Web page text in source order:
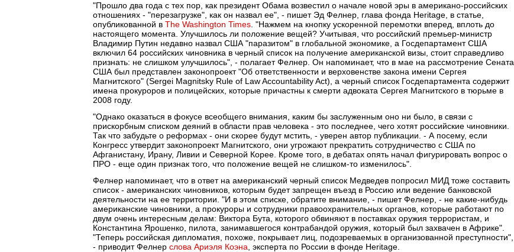
"Прошло два года с тех пор, как президент Обама возвестил о начале новой эры в американо-российских
отношениях - "перезагрузке", как он назвал ее", - пишет Эд Фелнер, глава фонда Heritage, в статье,
опубликованной в The Washington Times . "Нажмем на кнопку ускоренной перемотки вперед, вплоть до
настоящего момента. Улучшилось ли положение вещей? Учитывая, что российский премьер-министр
Владимир Путин недавно назвал США "паразитом" в глобальной экономике, а Госдепартамент США
включил 64 российских чиновника в черный список на получение американской визы, стоит справедливо
признать: не слишком улучшилось", - полагает Фелнер. Он напоминает, что в мае на рассмотрение Сената
США был представлен законопроект "Об ответственности и верховенстве закона имени Сергея
Магнитского" (Sergei Magnitsky Rule of Law Accountability Act), а черный список Госдепартамента содержит
имена прокуроров и полицейских, которые причастны к смерти адвоката Сергея Магнитского в тюрьме в
2008 году.
"Однако оказаться в фокусе всеобщего внимания, каким бы заслуженным оно ни было, в связи с
прискорбным списком деяний в области прав человека - это последнее, чего хотят российские чиновники.
Так что забудьте о реформах - они скорее будут мстить, - уверен автор публикации. - А посему, если
Конгресс утвердит законопроект Магнитского, они угрожают прекратить сотрудничество с США по
Афганистану, Ирану, Ливии и Северной Корее. Кроме того, в дебатах опять начал фигурировать вопрос о
ПРО - еще один признак того, что положение вещей не слишком-то изменилось".
Фелнер напоминает, что в ответ на американский черный список Медведев попросил МИД тоже составить
список - американских чиновников, которым будет запрещен въезд в Россию или ведение банковской
деятельности на ее территории. "И в этом списке, обратите внимание, - пишет Фелнер, - не какие-нибудь
американские чиновники, а прокуроры и сотрудники правоохранительных органов, которые работают по
двум очень интересным делам: Виктора Бута, которого обвиняют в поставках оружия террористам, и
Константина Ярошенко, пилота, занимавшегося контрабандой оружия, который был захвачен в Африке".
"Теперь российская дипломатия, похоже, покрывает лиц, подозреваемых в организованной преступности",
- приводит Фелнер слова Ариэля Коэна , эксперта по России в фонде Heritage.